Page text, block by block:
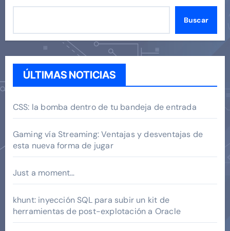
Buscar
ÚLTIMAS NOTICIAS
CSS: la bomba dentro de tu bandeja de entrada
Gaming vía Streaming: Ventajas y desventajas de
esta nueva forma de jugar
Just a moment…
khunt: inyección SQL para subir un kit de
herramientas de post-explotación a Oracle